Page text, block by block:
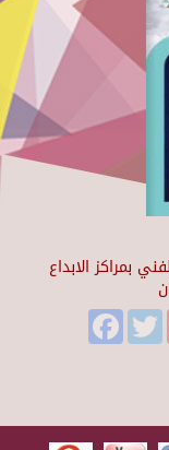
بمراكز الابداع